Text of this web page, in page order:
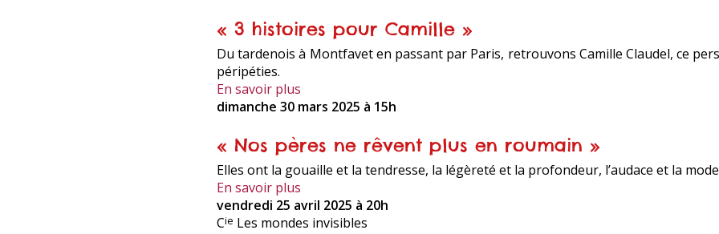
« 3 histoires pour Camille »
Du tardenois à Montfavet en passant par Paris, retrouvons Camille Claudel, ce
péripéties.
En savoir plus
dimanche 30 mars 2025 à 15h
« Nos pères ne rêvent plus en roumain »
Elles ont la gouaille et la tendresse, la légèreté et la profondeur, l’audace et la
En savoir plus
vendredi 25 avril 2025 à 20h
Cie Les mondes invisibles